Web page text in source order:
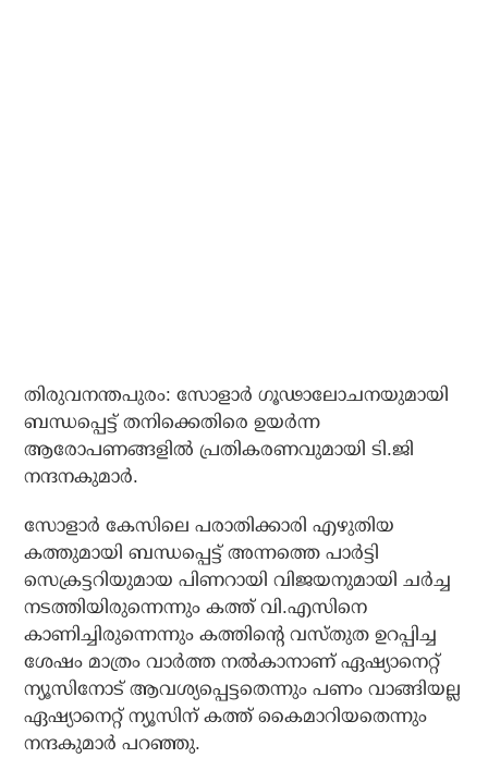
തിരുവനന്തപുരം: സോളാര്‍ ഗൂഢാലോചനയുമായി
ബന്ധപ്പെട്ട് തനിക്കെതിരെ ഉയര്‍ന്ന
ആരോപണങ്ങളില്‍ പ്രതികരണവുമായി ടി.ജി
നന്ദനകുമാര്‍.
സോളാര്‍ കേസിലെ പരാതിക്കാരി എഴുതിയ
കത്തുമായി ബന്ധപ്പെട്ട് അന്നത്തെ പാര്‍ട്ടി
സെക്രട്ടറിയുമായ പിണറായി വിജയനുമായി ചര്‍ച്ച
നടത്തിയിരുന്നെന്നും കത്ത് വി.എസിനെ
കാണിച്ചിരുന്നെന്നും കത്തിന്റെ വസ്തുത ഉറപ്പിച്ച
ശേഷം മാത്രം വാര്‍ത്ത നല്‍കാനാണ് ഏഷ്യാനെറ്റ്
ന്യൂസിനോട് ആവശ്യപ്പെട്ടതെന്നും പണം വാങ്ങിയല്ല
ഏഷ്യാനെറ്റ് ന്യൂസിന് കത്ത് കൈമാറിയതെന്നും
നന്ദകുമാര്‍ പറഞ്ഞു.